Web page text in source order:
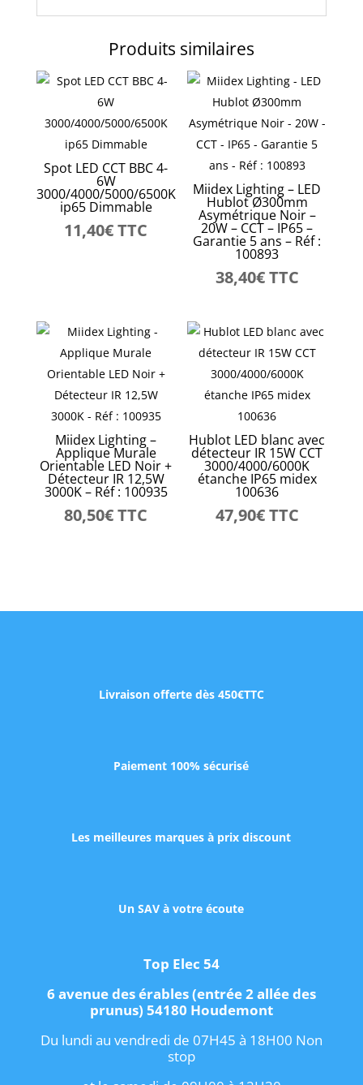
Produits similaires
Spot LED CCT BBC 4-
6W
3000/4000/5000/6500K
ip65 Dimmable
11,40€TTC
Miidex Lighting – LED
Hublot Ø300mm
Asymétrique Noir –
20W – CCT – IP65 –
Garantie 5 ans – Réf :
100893
38,40€TTC
Miidex Lighting –
Applique Murale
Orientable LED Noir +
Détecteur IR 12,5W
3000K – Réf : 100935
80,50€TTC
Hublot LED blanc avec
détecteur IR 15W CCT
3000/4000/6000K
étanche IP65 midex
100636
47,90€TTC
Livraison offerte dès 450€TTC
Paiement 100% sécurisé
Les meilleures marques à prix discount
Un SAV à votre écoute
Top Elec 54
6 avenue des érables (entrée 2 allée des
prunus) 54180 Houdemont
Du lundi au vendredi de 07H45 à 18H00 Non
stop